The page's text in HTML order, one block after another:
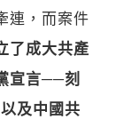
連，而案件
了成大共產
宣言──刻
及中國共